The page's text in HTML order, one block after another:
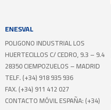
ENESVAL
POLIGONO INDUSTRIAL LOS
HUERTECILLOS C/ CEDRO, 9.3 – 9.4
28350 CIEMPOZUELOS – MADRID
TELF. (+34) 918 935 936
FAX. (+34) 911 412 027
CONTACTO MÓVIL ESPAÑA: (+34)